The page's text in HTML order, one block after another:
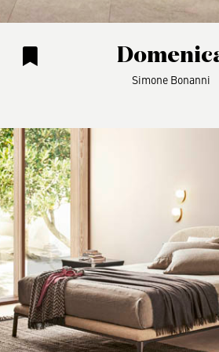
Simone Bonanni